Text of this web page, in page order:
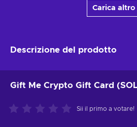
Carica altro
Descrizione del prodotto
Gift Me Crypto Gift Card
Sii il primo a votare!